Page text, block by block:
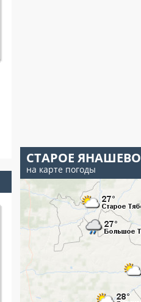
СТАРОЕ ЯНАШЕВО
на карте погоды